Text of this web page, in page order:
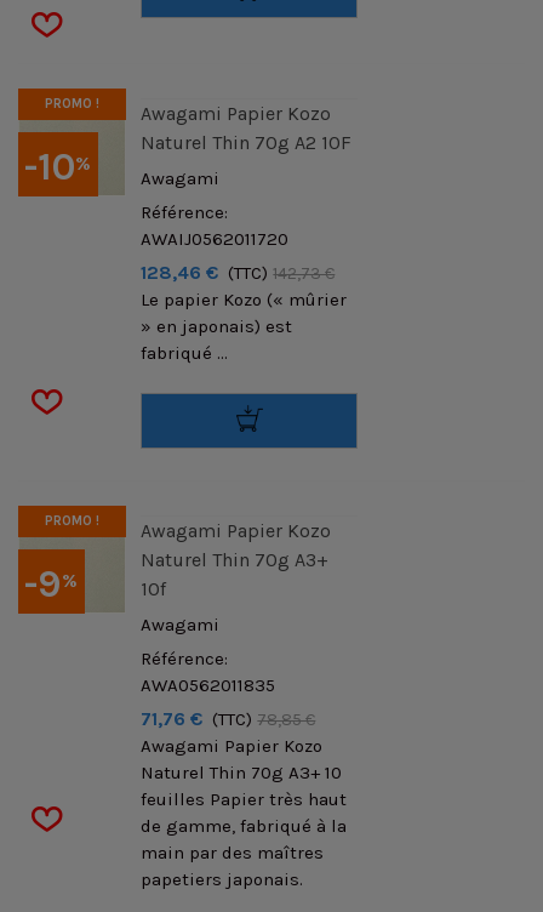
-10%
PROMO !
Awagami Papier Kozo
Naturel Thin 70g A2 10F
Awagami
Référence:
AWAIJ0562011720
128,46 € (TTC) 142,73 €
Le papier Kozo (« mûrier
» en japonais) est
fabriqué ...
-9%
PROMO !
Awagami Papier Kozo
Naturel Thin 70g A3+
10f
Awagami
Référence:
AWA0562011835
71,76 € (TTC) 78,85 €
Awagami Papier Kozo
Naturel Thin 70g A3+ 10
feuilles Papier très haut
de gamme, fabriqué à la
main par des maîtres
papetiers japonais.